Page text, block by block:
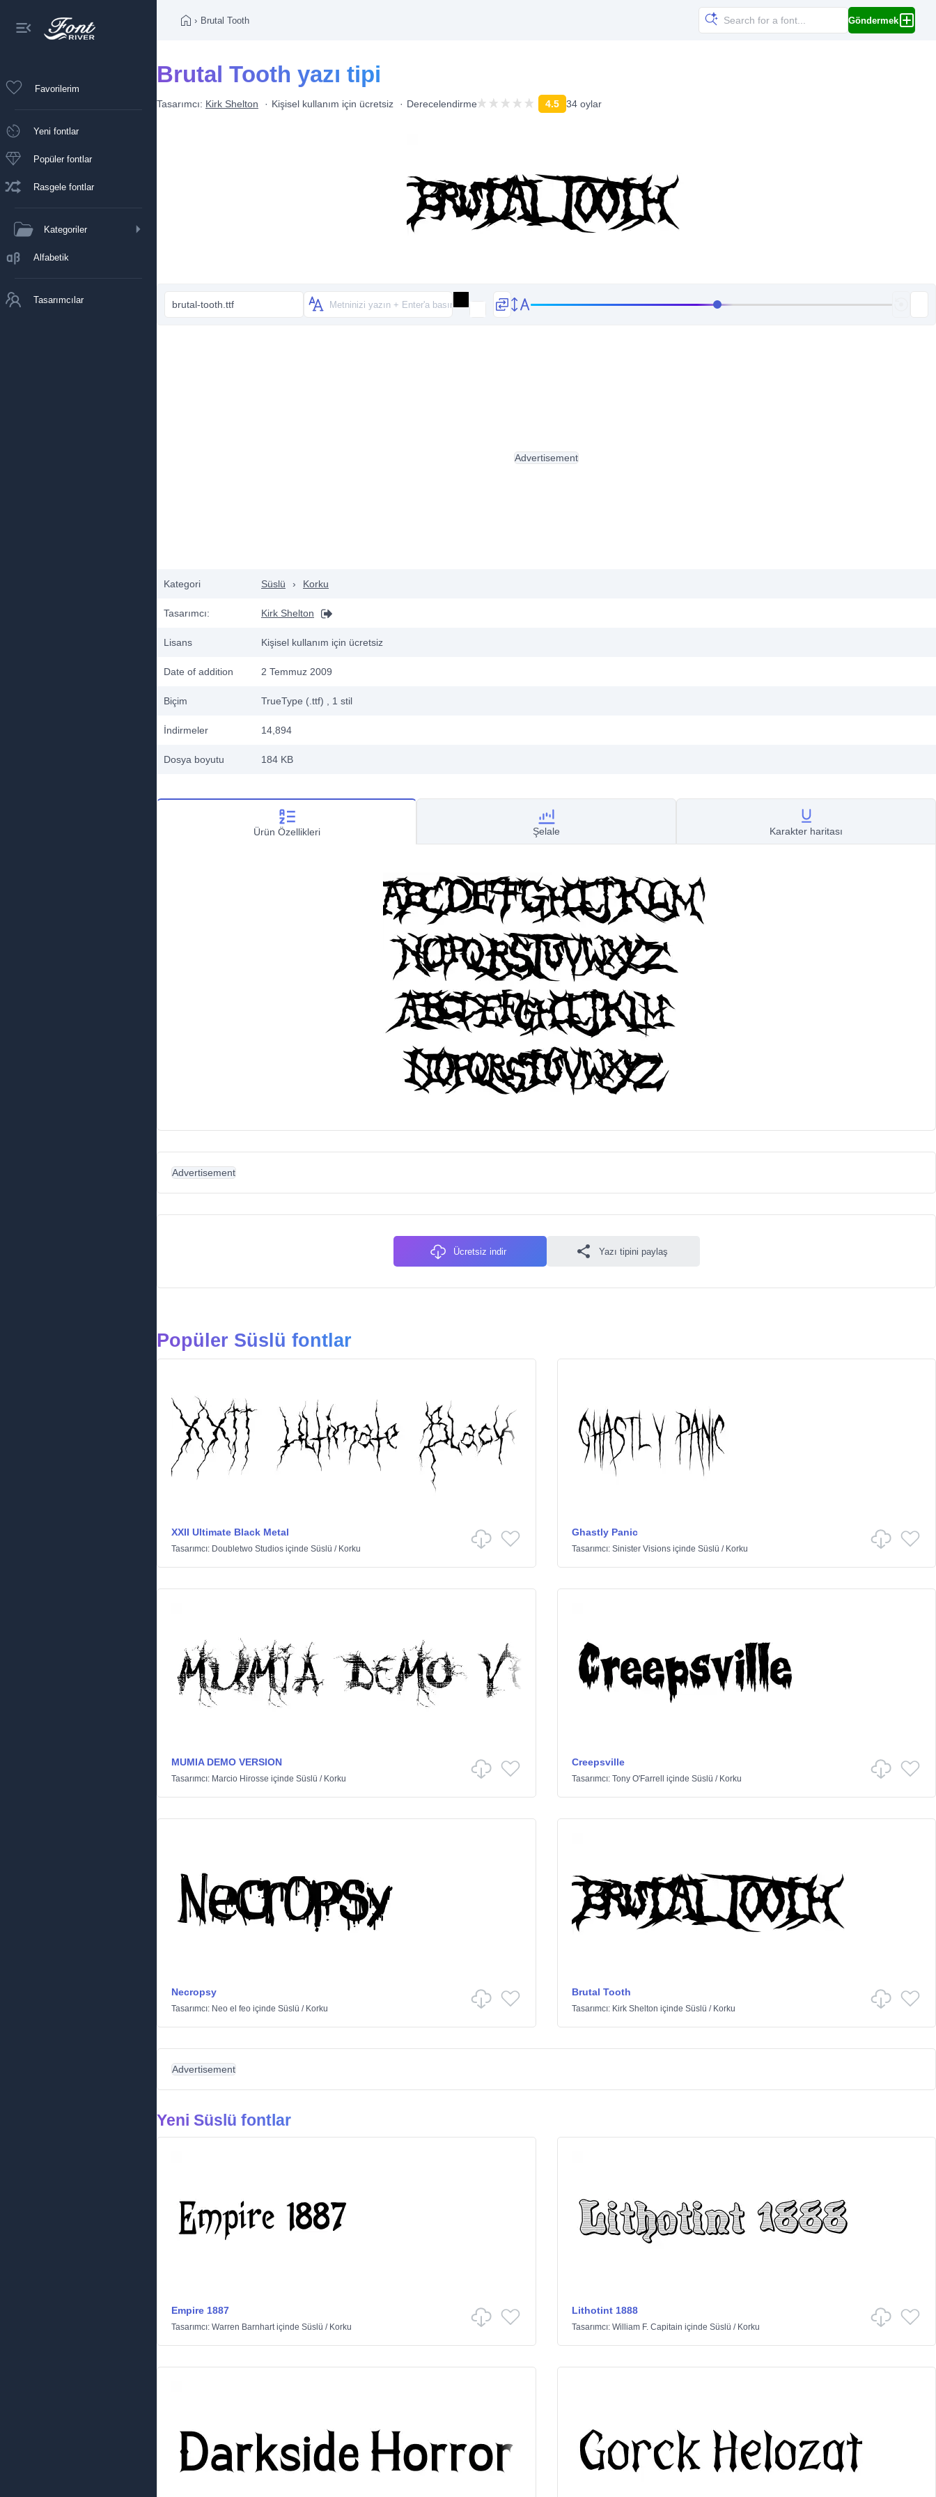
Favorilerim
Yeni fontlar
Popüler fontlar
Rasgele fontlar
Kategoriler
Alfabetik
Tasarımcılar
› Brutal Tooth Göndermek
Brutal Tooth yazı tipi
Tasarımcı: Kirk Shelton Kişisel kullanım için ücretsiz Derecelendirme 4.5 34 oylar
brutal-tooth.ttf
Kategori Süslü › Korku
Tasarımcı: Kirk Shelton
Lisans Kişisel kullanım için ücretsiz
Date of addition 2 Temmuz 2009
Biçim TrueType (.ttf) , 1 stil
İndirmeler 14,894
Dosya boyutu 184 KB
Advertisement
Ürün Özellikleri Şelale Karakter haritası
Advertisement
Ücretsiz indir Yazı tipini paylaş
Popüler Süslü fontlar
XXII Ultimate Black Metal
Tasarımcı: Doubletwo Studios içinde Süslü / Korku
Ghastly Panic
Tasarımcı: Sinister Visionsiçinde Süslü / Korku
MUMIA DEMO VERSION
Tasarımcı: Marcio Hirosse içinde Süslü / Korku
Creepsville
Tasarımcı: Tony O'Farrell içinde Süslü / Korku
Necropsy
Tasarımcı: Neo el feo içinde Süslü / Korku
Brutal Tooth
Tasarımcı: Kirk Shelton içinde Süslü / Korku
Advertisement
Yeni Süslü fontlar
Empire 1887
Tasarımcı: Warren Barnhartiçinde Süslü / Korku
Lithotint 1888
Tasarımcı: William F. Capitain içinde Süslü / Korku